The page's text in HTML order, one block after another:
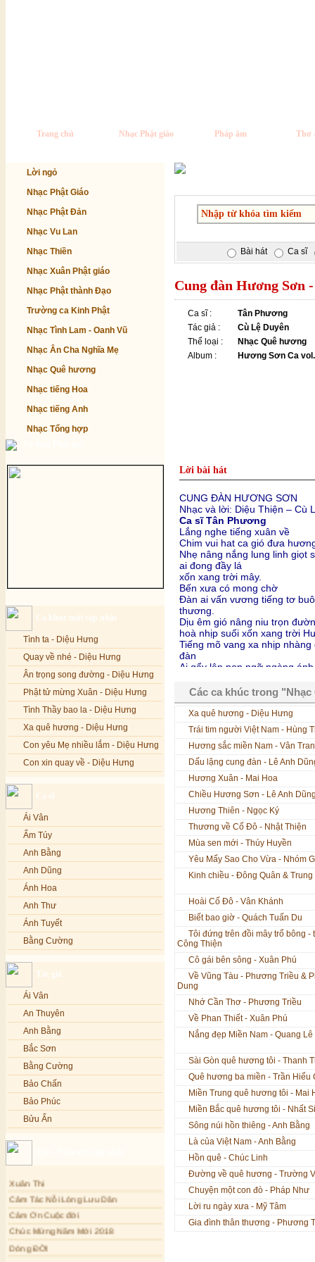
Trang chủ Nhạc Phật giáo Pháp âm Thơ
Lời ngỏ
Nhạc Phật Giáo
Nhạc Phật Đản
Nhạc Vu Lan
Nhạc Thiền
Nhạc Xuân Phật giáo
Nhạc Phật thành Đạo
Trường ca Kinh Phật
Nhạc Tình Lam - Oanh Vũ
Nhạc Ân Cha Nghĩa Mẹ
Nhạc Quê hương
Nhạc tiếng Hoa
Nhạc tiếng Anh
Nhạc Tổng hợp
Ca khúc mới cập nhật
Tình ta - Diệu Hưng
Quay về nhé - Diệu Hưng
Ân trọng song đường - Diệu Hưng
Phật tử mừng Xuân - Diệu Hưng
Tình Thầy bao la - Diệu Hưng
Xa quê hương - Diệu Hưng
Con yêu Mẹ nhiều lắm - Diệu Hưng
Con xin quay về - Diệu Hưng
Nếu xa Phật - Diệu Hưng
Tình Lam - Kim Khánh & Hoàng
Vĩnh
Xin cho con niềm tin - Kim Linh
Quán Âm Mẹ hiền - Kim Linh
Nhạc niệm Nam Mô A Di Đà Phật -
Kim Linh
Mẹ Từ Bi - Kim Linh
12 Lời nguyện của Bồ tát Quán Thế
Âm - Kim Linh
Lạy Phật Dược Sư - Kim Linh
Diệu Pháp Liên Hoa - Kim Linh
Ca sĩ
Ái Vân
Ẩm Túy
Anh Bằng
Anh Dũng
Ánh Hoa
Anh Thư
Ánh Tuyết
Bằng Cường
Bảo Yến
Bảo Yến và Khắc Dũng
Bé Minh Tú
Bé Phương Anh
Bé Xuân Mai
Bích Hồng
Bích Phượng
Bích Thảo
Bích Tuyền
Cẩm Vân
Cao Duy
Cao Minh
Châu Khánh Hà
Tác giả
Ái Vân
An Thuyên
Anh Bằng
Bắc Sơn
Bằng Cường
Bảo Chấn
Bảo Phúc
Bửu Ấn
Chúc Hiếu
Chúc Linh
Chung Quân
Chương Đức
Xuân Thi
Cảm Tác Nỗi Lòng Lưu Dân
Cảm Ơn Cuộc đời
Chúc Mừng Năm Mới 2018
Dòng ĐỜI
Bài hát Ca sĩ
Cung đàn Hương Sơn
Ca sĩ :
Tân Phương
Tác giả :
Cù Lệ Duyên
Thể loại :
Nhạc Quê hương
Album :
Hương Sơn Ca
Lời bài hát
CUNG ĐÀN HƯƠNG SƠN
Nhạc và lời: Diệu Thiện – Cù
Ca sĩ Tân Phương
Lắng nghe tiếng xuân về
Chim vui hat ca gió đưa
Nhẹ nâng nắng lung linh giọt
ai đong đầy lá
xốn xang trời mây.
Bến xưa có mong chờ
Đàn ai vấn vương tiếng tơ
thương.
Dịu êm gió nâng niu trọn
hoà nhịp suối xốn xang trời
Tiếng mõ vang xa nhịp nhàng
đàn
Ai gẩy lên non ngỡ ngàng
ai biết ai lòng xao xuyến nhớ
thần tiên.
Các ca khúc trong
Xa quê hương - Diệu Hưng
Trái tim người Việt Nam - Hùng
Hương sắc miền Nam - Vân
Dấu lặng cung đàn - Lê Anh
Hương Xuân - Mai Hoa
Chiều Hương Sơn - Lê Anh
Hương Thiên - Ngọc Ký
Thương về Cố Đô - Nhật Thiện
Mùa sen mới - Thúy Huyền
Yêu Mấy Sao Cho Vừa - Nhóm
Kinh chiều - Đông Quân & Trung
Hoài Cố Đô - Vân Khánh
Biết bao giờ - Quách Tuấn Du
Tôi đứng trên đồi mây trổ bông -
Công Thiện
Cô gái bên sông - Xuân Phú
Về Vũng Tàu - Phương Triều &
Dung
Nhớ Cần Thơ - Phương Triều
Về Phan Thiết - Xuân Phú
Nắng đẹp Miền Nam - Quang Lê
Sài Gòn quê hương tôi - Thanh
Quê hương ba miền - Trần Hiểu
Miền Trung quê hương tôi - Mai
Miền Bắc quê hương tôi - Nhất
Sông núi hồn thiêng - Anh Bằng
Là của Việt Nam - Anh Bằng
Hồn quê - Chúc Linh
Đường về quê hương - Trường
Chuyện một con đò - Pháp Như
Lời ru ngày xưa - Mỹ Tâm
Gia đình thân thương - Phương